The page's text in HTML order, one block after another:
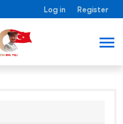
Log in Register